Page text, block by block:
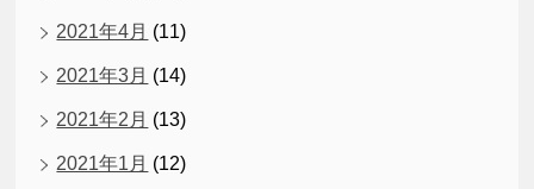
2021年4月 (11)
2021年3月 (14)
2021年2月 (13)
2021年1月 (12)